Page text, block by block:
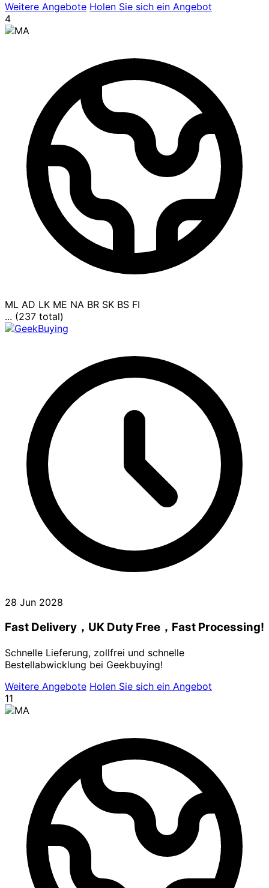
Weitere Angebote Holen Sie sich ein Angebot
4
ML AD LK ME NA BR SK BS FI
... (237 total)
28 Jun 2028
Fast Delivery，UK Duty Free，Fast Processing!
Schnelle Lieferung, zollfrei und schnelle
Bestellabwicklung bei Geekbuying!
Weitere Angebote Holen Sie sich ein Angebot
11